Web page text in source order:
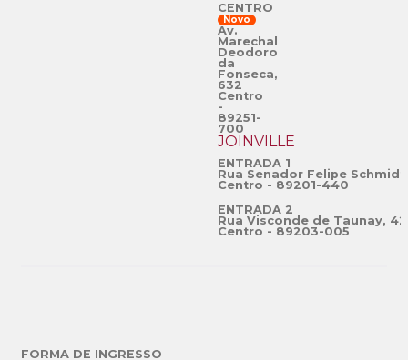
CENTRO
Novo
Av.
Marechal
Deodoro
da
Fonseca,
632
Centro
-
89251-
700
JOINVILLE
ENTRADA 1
Rua Senador Felipe
Centro - 89201-440
ENTRADA 2
Rua Visconde de Taunay,
Centro - 89203-005
FORMA DE INGRESSO